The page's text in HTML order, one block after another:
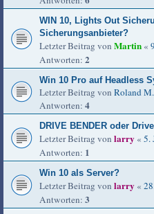
WIN 10, Lights Out
Sicherungsanbieter?
Letzter Beitrag von Martin «
Antworten: 2
Win 10 Pro auf Headless
Letzter Beitrag von Roland M.
Antworten: 4
DRIVE BENDER oder
Letzter Beitrag von larry « 5.
Antworten: 1
Win 10 als Server?
Letzter Beitrag von larry «
Antworten: 3